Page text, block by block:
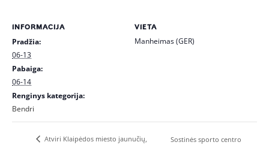
INFORMACIJA
Pradžia:
06-13
Pabaiga:
06-14
Renginys kategorija:
Bendri
VIETA
Manheimas (GER)
Atviri Klaipėdos miesto jaunučių,
Sostinės sporto centro